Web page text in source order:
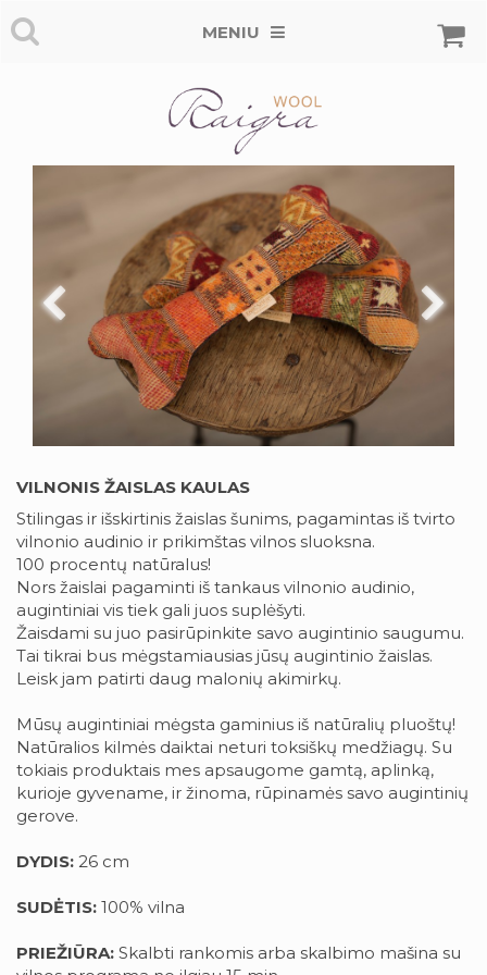
MENIU
VILNONIS ŽAISLAS KAULAS
Stilingas ir išskirtinis žaislas šunims, pagamintas iš tvirto
vilnonio audinio ir prikimštas vilnos sluoksna.
100 procentų natūralus!
Nors žaislai pagaminti iš tankaus vilnonio audinio,
augintiniai vis tiek gali juos suplėšyti.
Žaisdami su juo pasirūpinkite savo augintinio saugumu.
Tai tikrai bus mėgstamiausias jūsų augintinio žaislas.
Leisk jam patirti daug malonių akimirkų.
Mūsų augintiniai mėgsta gaminius iš natūralių pluoštų!
Natūralios kilmės daiktai neturi toksiškų medžiagų. Su
tokiais produktais mes apsaugome gamtą, aplinką,
kurioje gyvename, ir žinoma, rūpinamės savo augintinių
gerove.
DYDIS: 26 cm
SUDĖTIS: 100% vilna
PRIEŽIŪRA: Skalbti rankomis arba skalbimo mašina su